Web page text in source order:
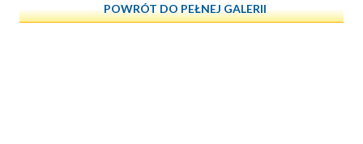
POWRÓT DO PEŁNEJ GALERII